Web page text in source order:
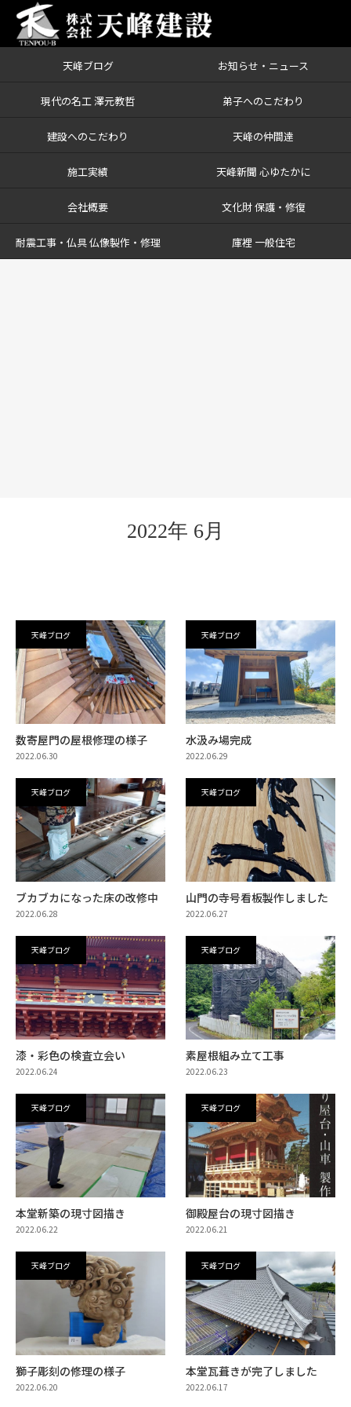
天峰ブログ お知らせ・ニュース
現代の名工 澤元教哲 弟子へのこだわり
建設へのこだわり 天峰の仲間達
施工実績 天峰新聞 心ゆたかに
会社概要 文化財 保護・修復
耐震工事・仏具 仏像製作・修理 庫裡 一般住宅
2022年 6月
天峰ブログ
数寄屋門の屋根修理の様子
2022.06.30
天峰ブログ
水汲み場完成
2022.06.29
天峰ブログ
ブカブカになった床の改修中
2022.06.28
天峰ブログ
山門の寺号看板製作しました
2022.06.27
天峰ブログ
漆・彩色の検査立会い
2022.06.24
天峰ブログ
素屋根組み立て工事
2022.06.23
天峰ブログ
本堂新築の現寸図描き
2022.06.22
天峰ブログ
御殿屋台の現寸図描き
2022.06.21
天峰ブログ
獅子彫刻の修理の様子
2022.06.20
天峰ブログ
本堂瓦葺きが完了しました
2022.06.17